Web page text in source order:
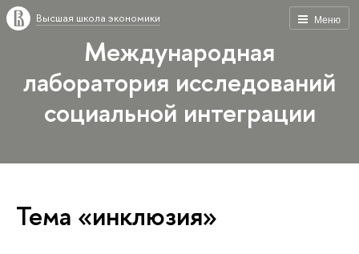
Меню
Высшая школа экономики
Международная
лаборатория исследований
социальной интеграции
Тема «инклюзия»